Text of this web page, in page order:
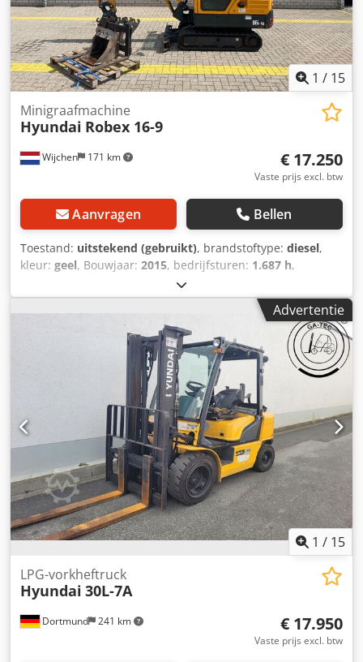
1 / 15
Wijchen 171 km
Minigraafmachine
Hyundai Robex 16-9
€ 17.250
Vaste prijs excl. btw
Aanvragen Bellen
Toestand: uitstekend (gebruikt), brandstoftype: diesel,
kleur: geel, Bouwjaar: 2015, bedrijfsturen: 1.687 h,
Aandrijving: Rups Leeggewicht: 1.820 kg Rupsbreedte: 23
cm Laadruim afmetingen: 384 x 100 x 230 cm Technische
staat: zeer goed Optische staat: zeer goed
Leveringsvoorwaarden: EXW Land van productie: KR Neem
contact op met Vink Machinery voor meer informatie. =
Verdere opties en accessoires = Dcjdpfx Acozd Rg Tofek -
Automatische/hydraulische snelkoppeling - Standaard
dieplepel = Opmerkingen = Hyundai Robex 16-9 *
Bouwjaar 2015 * 1.687 bedrijfsuren * Dieselaandrijving *
Hydraulische snelwissel * Inclusief 2 bakken (0,3 m en 1 m
breed) * Inclusief palletvorken * Eigen gewicht 1.820 kg
Advertentie
1 / 15
Dortmund 241 km
LPG-vorkheftruck
Hyundai 30L-7A
€ 17.950
Vaste prijs excl. btw